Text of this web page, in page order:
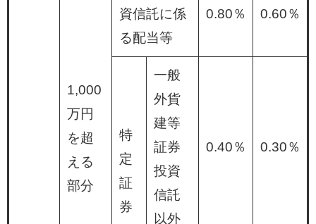
1,000
万円
を超
える
部分
資信託に係
る配当等
0.80％ 0.60％
特
定
証
券
一般
外貨
建等
証券
投資
信託
以外
0.40％ 0.30％